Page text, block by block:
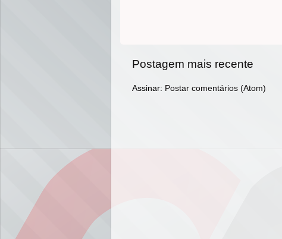
Postagem mais recente
Assinar: Postar comentários (Atom)